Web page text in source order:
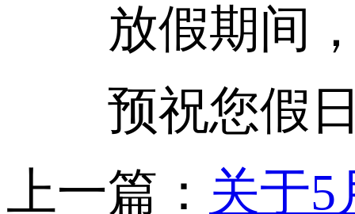
放假期间，
预祝您假日
上一篇： 关于